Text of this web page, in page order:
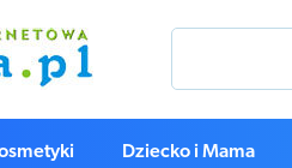
Dziecko i Mama